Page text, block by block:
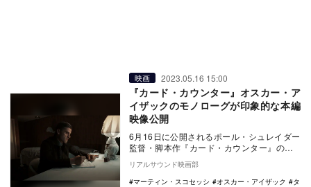
映画 2023.05.16 15:00
『カード・カウンター』オスカー・ア
イザックのモノローグが印象的な本編
映像公開
6月16日に公開されるポール・シュレイダー
監督・脚本作『カード・カウンター』の本
編映像が公開された。 『タクシードライ
バー』…
リアルサウンド映画部
マーティン・スコセッシ
オスカー・アイザック
タ